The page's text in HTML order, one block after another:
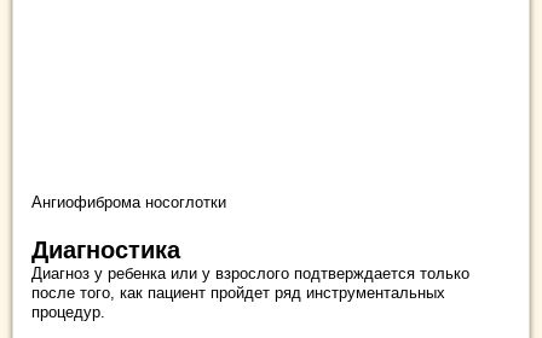
Ангиофиброма носоглотки
Диагностика
Диагноз у ребенка или у взрослого подтверждается только
после того, как пациент пройдет ряд инструментальных
процедур.